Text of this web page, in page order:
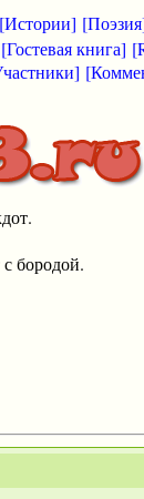
[Истории]
[Гостевая книга]
бородой.